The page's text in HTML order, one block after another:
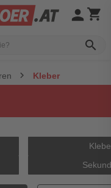
search
person shopping_cart
Kleber